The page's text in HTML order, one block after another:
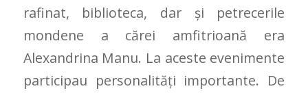
rafinat, biblioteca, dar și petrecerile
mondene a cărei amfitrioană era
Alexandrina Manu. La aceste evenimente
participau personalități importante. De